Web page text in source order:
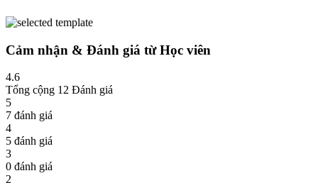
Cảm nhận & Đánh giá từ Học viên
4.6
Tổng cộng 12 Đánh giá
5
7 đánh giá
4
5 đánh giá
3
0 đánh giá
2